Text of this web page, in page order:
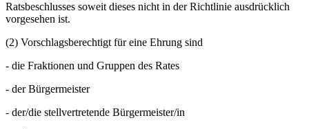
Ratsbeschlusses soweit dieses nicht in der Richtlinie ausdrücklich
vorgesehen ist.
(2) Vorschlagsberechtigt für eine Ehrung sind
- die Fraktionen und Gruppen des Rates
- der Bürgermeister
- der/die stellvertretende Bürgermeister/in